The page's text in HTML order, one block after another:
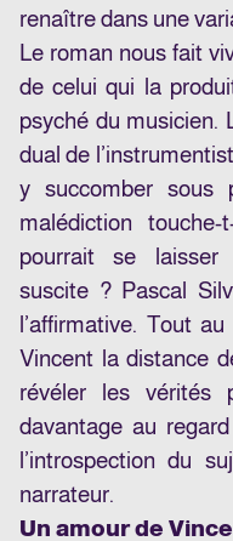
renaître dans une
Le roman nous fait
de celui qui la
psyché du musicien.
dual de
y succomber sous
malédiction
pourrait se laisser
suscite ? Pascal
l’affirmative. Tout
Vincent la distance
révéler les vérités
davantage au
l’introspection du
narrateur.
Un amour de